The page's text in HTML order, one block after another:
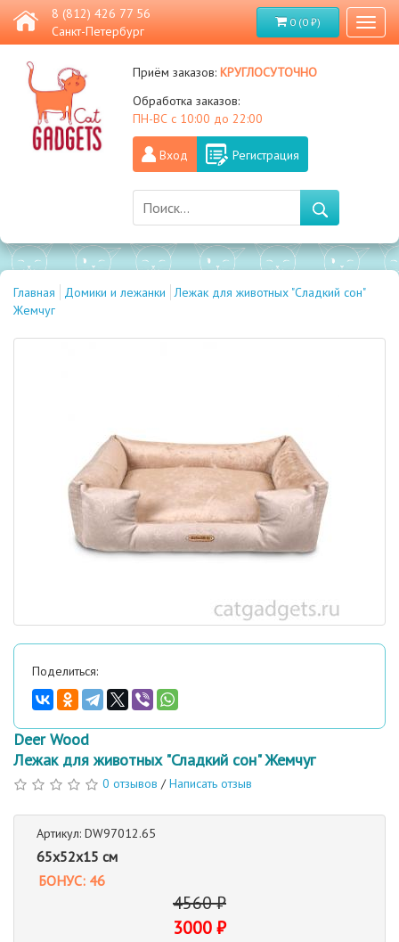
8 (812) 426 77 56
Санкт-Петербург
0 (0 ₽)
Приём заказов:круглосуточно
Обработка заказов:
ПН-ВС с 10:00 до 22:00
Вход Регистрация
Главная Домики и лежанки
Лежак для животных "Сладкий сон"
Жемчуг
Поделиться:
Deer Wood
Лежак для животных "Сладкий сон" Жемчуг
0 отзывов /Написать отзыв
Артикул: DW97012.65
65x52x15 см
БОНУС: 46
4560 ₽
3000 ₽